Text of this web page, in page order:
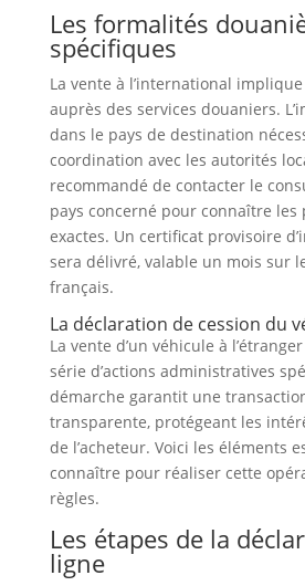
Les formalités
spécifiques
La vente à l’international
auprès des services douaniers.
dans le pays de destination
coordination avec les autorités
recommandé de contacter le
pays concerné pour connaître les
exactes. Un certificat provisoire
sera délivré, valable un mois sur
français.
La déclaration de cession du
La vente d’un véhicule à
série d’actions administratives
démarche garantit une
transparente, protégeant les
de l’acheteur. Voici les éléments
connaître pour réaliser cette
règles.
Les étapes de la
ligne